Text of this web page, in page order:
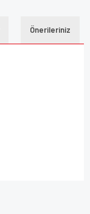
Önerileriniz